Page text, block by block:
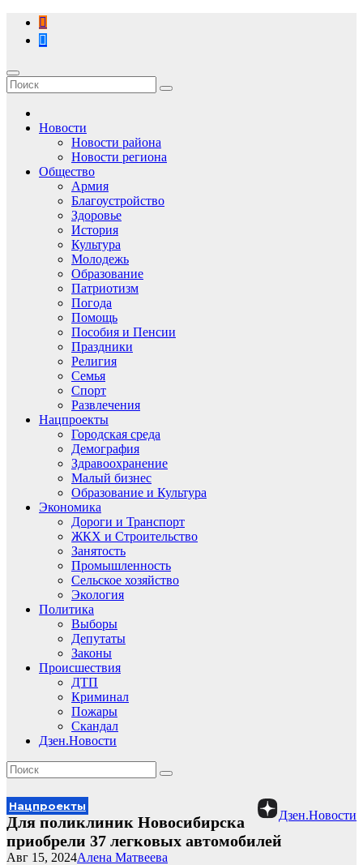
Перейти
содержимому
Новости
Новости района
Новости региона
Общество
Армия
Благоустройство
Здоровье
История
Культура
Молодежь
Образование
Патриотизм
Погода
Помощь
Пособия и Пенсии
Праздники
Религия
Семья
Спорт
Развлечения
Нацпроекты
Городская среда
Демография
Здравоохранение
Малый бизнес
Образование и Культура
Экономика
Дороги и Транспорт
ЖКХ и Строительство
Занятость
Промышленность
Сельское хозяйство
Экология
Политика
Выборы
Депутаты
Законы
Происшествия
ДТП
Криминал
Пожары
Скандал
Дзен.Новости
Дзен.Новости
Нацпроекты
Для поликлиник Новосибирска
приобрели 37 легковых автомобилей
Алена Матвеева
Авг 15, 2024